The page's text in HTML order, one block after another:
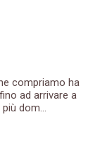
compriamo ha
ad arrivare a
dom...